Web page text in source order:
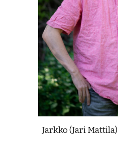
Jarkko (Jari Mattila)